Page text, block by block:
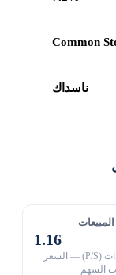
Common
ناسداك
1.16
مكرّر الإيرادات (P/S) — السعر
السهم